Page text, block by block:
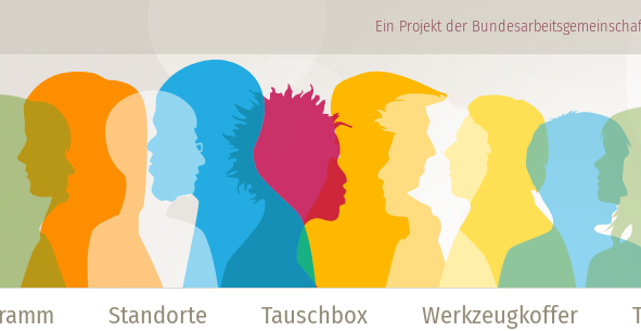
Ein Projekt der
Standorte Tauschbox Werkzeugkoffer